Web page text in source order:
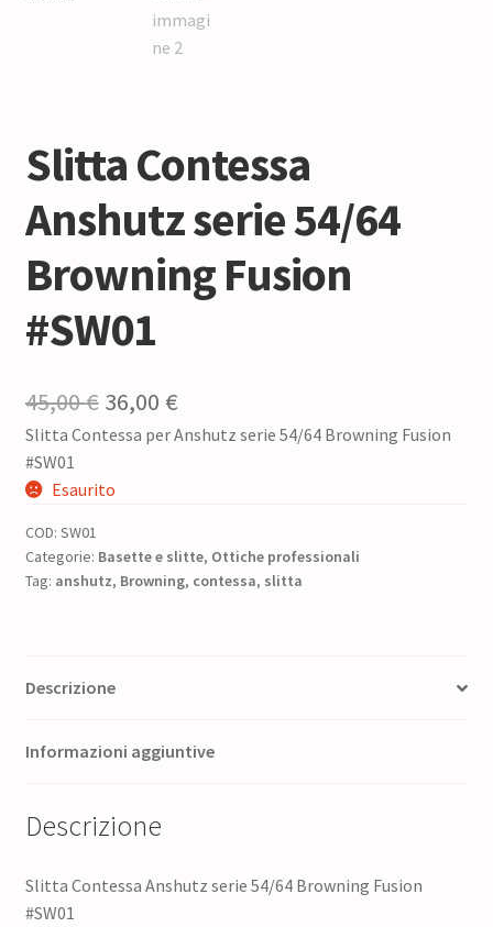
Slitta Contessa
Anshutz serie 54/64
Browning Fusion
#SW01
45,00€ Il
prezzo
45,00 €.
36,00 €Il
prezzo
36,00 €.
Slitta Contessa per Anshutz serie 54/64 Browning Fusion
#SW01
Esaurito
COD: SW01
Categorie: Basette e slitte, Ottiche professionali
Tag: anshutz, Browning, contessa, slitta
Descrizione
Informazioni aggiuntive
Descrizione
Slitta Contessa Anshutz serie 54/64 Browning Fusion
#SW01